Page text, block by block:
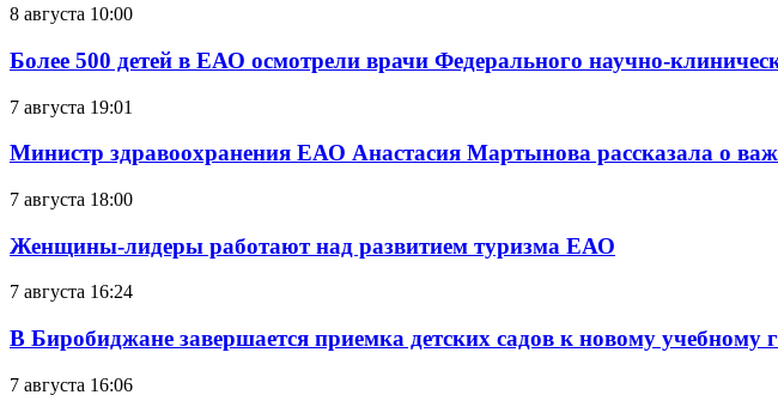
8 августа 10:00
Более 500 детей в ЕАО осмотрели врачи Федерального научно-
7 августа 19:01
Министр здравоохранения ЕАО Анастасия Мартынова рассказала о
7 августа 18:00
Женщины-лидеры работают над развитием туризма ЕАО
7 августа 16:24
В Биробиджане завершается приемка детских садов к новому учебному
7 августа 16:06